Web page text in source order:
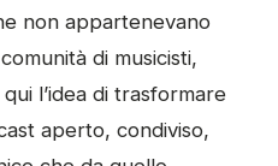
non appartenevano
di musicisti,
l’idea di trasformare
aperto, condiviso,